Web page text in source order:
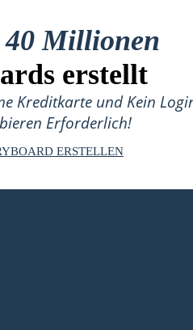
40 Millionen
erstellt
Kreditkarte und Kein
Erforderlich!
ERSTELLEN